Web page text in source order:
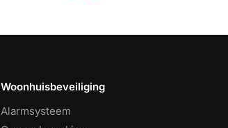
Woonhuisbeveiliging
Alarmsysteem